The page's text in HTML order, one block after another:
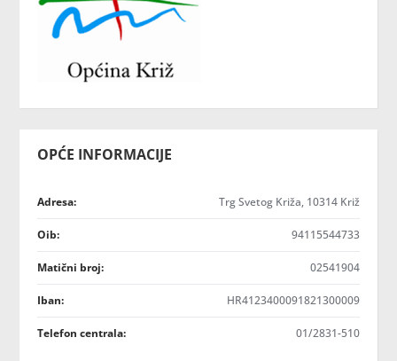
OPĆE INFORMACIJE
Adresa: Trg Svetog Križa, 10314 Križ
Oib: 94115544733
Matični broj: 02541904
Iban: HR4123400091821300009
Telefon centrala: 01/2831-510